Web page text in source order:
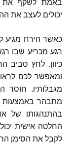
באמת לשקף את
יכולים לעצב את
כאשר הירח מגיע
רגע מכריע שבו
כיוון. לחץ סביב
ומאפשר לכם
מגבלותיו. חוסר
מתבהר באמצעות
בהתנהגותו של
החלטה אישית
לקבל את הסימן